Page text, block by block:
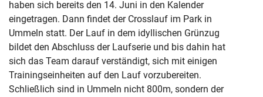
haben sich bereits den 14. Juni in den Kalender
eingetragen. Dann findet der Crosslauf im Park in
Ummeln statt. Der Lauf in dem idyllischen Grünzug
bildet den Abschluss der Laufserie und bis dahin hat
sich das Team darauf verständigt, sich mit einigen
Trainingseinheiten auf den Lauf vorzubereiten.
Schließlich sind in Ummeln nicht 800m, sondern der